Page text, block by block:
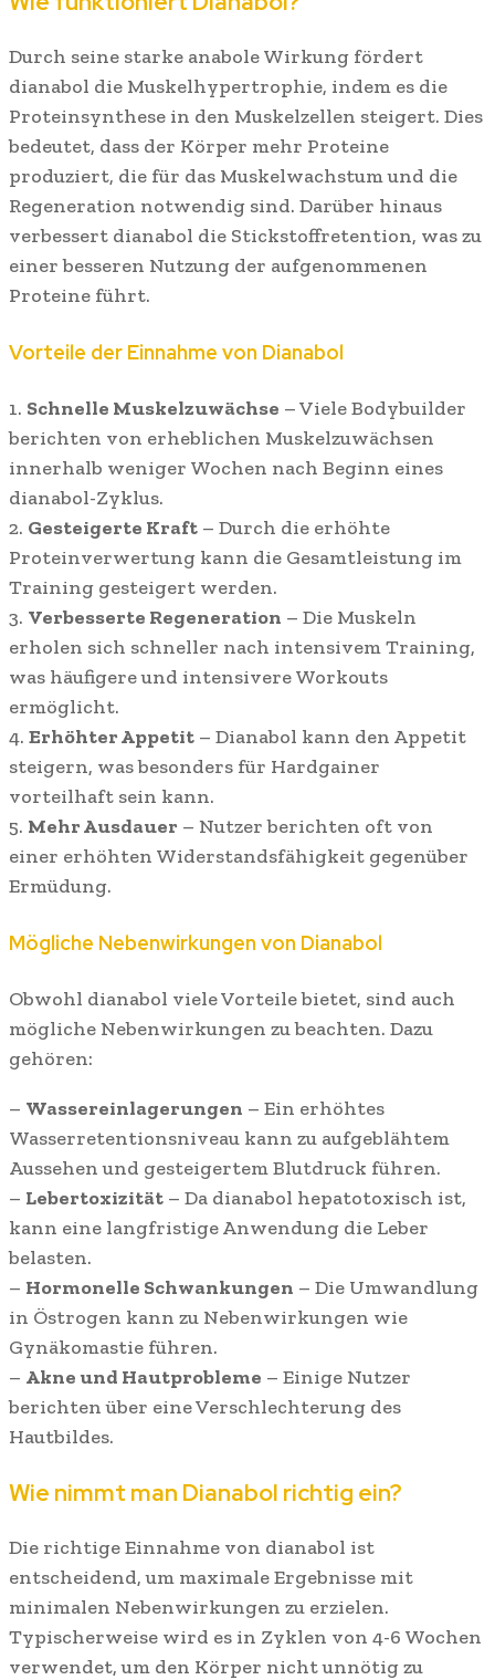
Durch seine starke anabole Wirkung fördert
dianabol die Muskelhypertrophie, indem es die
Proteinsynthese in den Muskelzellen steigert. Dies
bedeutet, dass der Körper mehr Proteine
produziert, die für das Muskelwachstum und die
Regeneration notwendig sind. Darüber hinaus
verbessert dianabol die Stickstoffretention, was zu
einer besseren Nutzung der aufgenommenen
Proteine führt.
Vorteile der Einnahme von Dianabol
1. Schnelle Muskelzuwächse – Viele Bodybuilder
berichten von erheblichen Muskelzuwächsen
innerhalb weniger Wochen nach Beginn eines
dianabol-Zyklus.
2. Gesteigerte Kraft – Durch die erhöhte
Proteinverwertung kann die Gesamtleistung im
Training gesteigert werden.
3. Verbesserte Regeneration – Die Muskeln
erholen sich schneller nach intensivem Training,
was häufigere und intensivere Workouts
ermöglicht.
4. Erhöhter Appetit – Dianabol kann den Appetit
steigern, was besonders für Hardgainer
vorteilhaft sein kann.
5. Mehr Ausdauer – Nutzer berichten oft von
einer erhöhten Widerstandsfähigkeit gegenüber
Ermüdung.
Mögliche Nebenwirkungen von Dianabol
Obwohl dianabol viele Vorteile bietet, sind auch
mögliche Nebenwirkungen zu beachten. Dazu
gehören:
– Wassereinlagerungen – Ein erhöhtes
Wasserretentionsniveau kann zu aufgeblähtem
Aussehen und gesteigertem Blutdruck führen.
– Lebertoxizität – Da dianabol hepatotoxisch ist,
kann eine langfristige Anwendung die Leber
belasten.
– Hormonelle Schwankungen – Die Umwandlung
in Östrogen kann zu Nebenwirkungen wie
Gynäkomastie führen.
– Akne und Hautprobleme – Einige Nutzer
berichten über eine Verschlechterung des
Hautbildes.
Wie nimmt man Dianabol richtig ein?
Die richtige Einnahme von dianabol ist
entscheidend, um maximale Ergebnisse mit
minimalen Nebenwirkungen zu erzielen.
Typischerweise wird es in Zyklen von 4-6 Wochen
verwendet, um den Körper nicht unnötig zu